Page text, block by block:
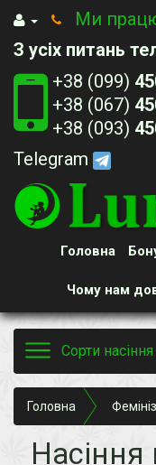
Ми
З усіх питань
+38 (099)
+38 (067)
+38 (093)
Telegram
Головна
Чому нам
Toggle
navigation
Сорти насіння
Головна
Насіння